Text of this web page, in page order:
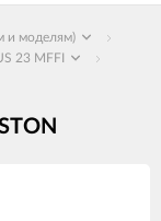
и моделям)
23 MFFI